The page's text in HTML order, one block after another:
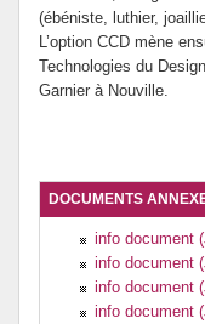
(ébéniste, luthier,
L’option CCD mène
Technologies du
Garnier à Nouville.
DOCUMENTS
info document
info document
info document
info document